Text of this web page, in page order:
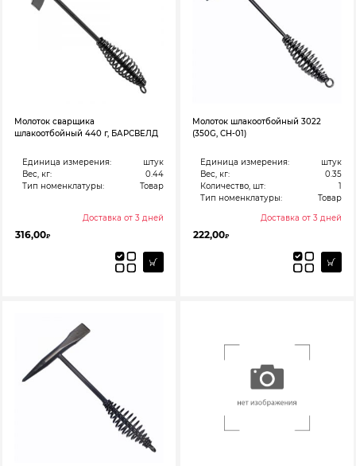
Молоток сварщика
шлакоотбойный 440 г, БАРСВЕЛД
Единица измерения:
штук
Вес, кг:
0.44
Тип номенклатуры:
Товар
Доставка от 3 дней
316,00₽
Молоток шлакоотбойный 3022
(350G, CH-01)
Единица измерения:
штук
Вес, кг:
0.35
Количество, шт:
1
Тип номенклатуры:
Товар
Доставка от 3 дней
222,00₽